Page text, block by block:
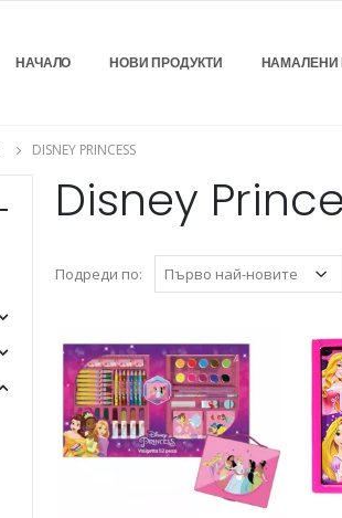
НАЧАЛО НОВИ ПРОДУКТИ НАМАЛЕНИ
DISNEY PRINCESS
Disney
Подреди по: